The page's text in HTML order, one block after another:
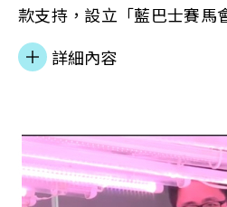
款支持，設立「藍巴士賽馬
囚或更生人士、其子女及照
正面的親子關係。 計劃主
分享計劃提供的支援服務，
理壓力；以及推出全港首個
「懲教院所家長遙距課程」
詳細內容